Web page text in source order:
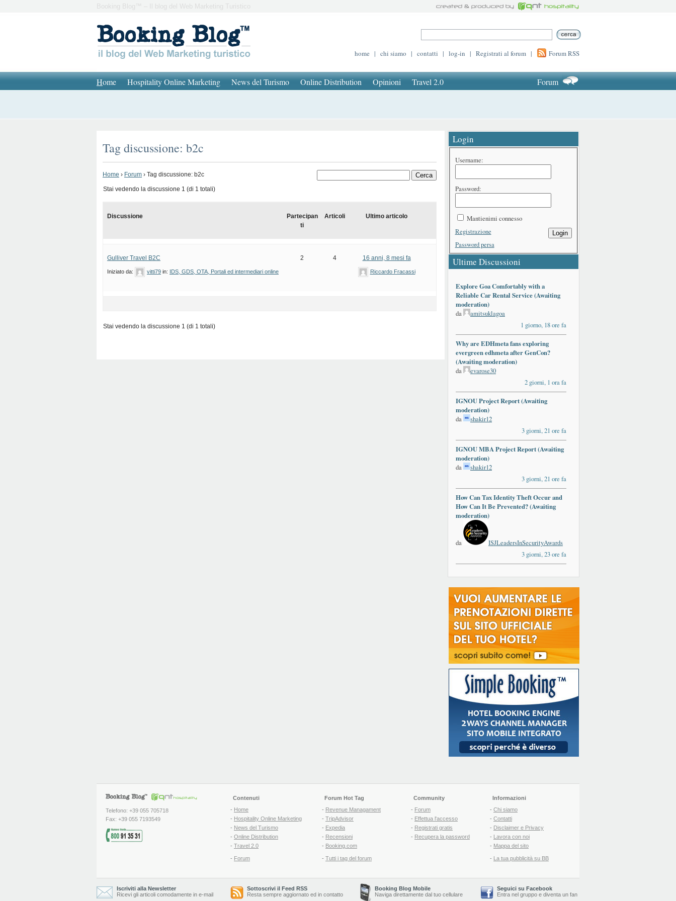
Booking Blog™ – Il blog del Web Marketing Turistico
home | chi siamo | contatti | log-in | Registrati al forum | Forum RSS
Home Hospitality Online Marketing News del Turismo Online Distribution Opinioni Travel 2.0 Forum
Tag discussione: b2c
Home › Forum › Tag discussione: b2c
Stai vedendo la discussione 1 (di 1 totali)
Discussione
Partecipan
ti
Articoli Ultimo articolo
Gulliver Travel B2C
Iniziato da: vitti79 in: IDS, GDS, OTA, Portali ed intermediari online
2 4 16 anni, 8 mesi fa
Riccardo Fracassi
Stai vedendo la discussione 1 (di 1 totali)
Login
Username:
Password:
Mantienimi connesso
Login
Registrazione
Password persa
Ultime Discussioni
Explore Goa Comfortably with a
Reliable Car Rental Service (Awaiting
moderation)
da
amitsuklagoa
1 giorno, 18 ore fa
Why are EDHmeta fans exploring
evergreen edhmeta after GenCon?
(Awaiting moderation)
da
evarose30
2 giorni, 1 ora fa
IGNOU Project Report (Awaiting
moderation)
da
shakir12
3 giorni, 21 ore fa
IGNOU MBA Project Report (Awaiting
moderation)
da
shakir12
3 giorni, 21 ore fa
How Can Tax Identity Theft Occur and
How Can It Be Prevented? (Awaiting
moderation)
da
ISJLeadersInSecurityAwards
3 giorni, 23 ore fa
Telefono: +39 055 705718
Fax: +39 055 7193549
Contenuti
- Home
- Hospitality Online Marketing
- News del Turismo
- Online Distribution
- Travel 2.0
- Forum
Forum Hot Tag
- Revenue Managament
- TripAdvisor
- Expedia
- Recensioni
- Booking.com
- Tutti i tag del forum
Community
- Forum
- Effettua l'accesso
- Registrati gratis
- Recupera la password
Informazioni
- Chi siamo
- Contatti
- Disclaimer e Privacy
- Lavora con noi
- Mappa del sito
- La tua pubblicità su BB
Iscriviti alla Newsletter
Ricevi gli articoli comodamente in e-mail
Sottoscrivi il Feed RSS
Resta sempre aggiornato ed in contatto
Booking Blog Mobile
Naviga direttamente dal tuo cellulare
Seguici su Facebook
Entra nel gruppo e diventa un fan